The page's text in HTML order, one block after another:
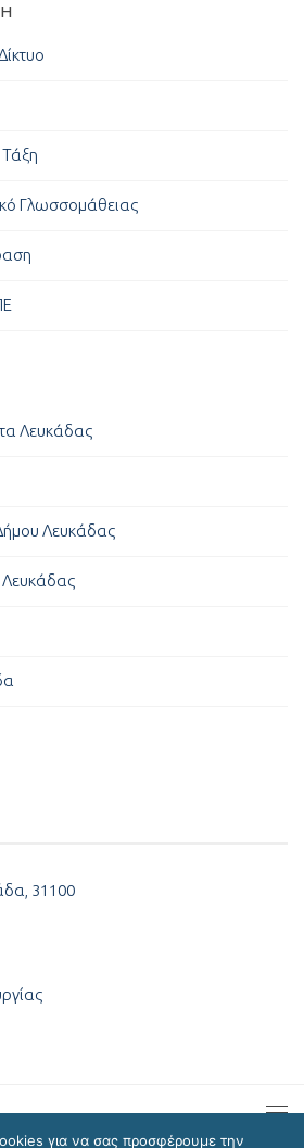
Τάξη
Γλωσσομάθειας
Λευκάδας
Λευκάδας
Λευκάδας
31100
για να σας προσφέρουμε την